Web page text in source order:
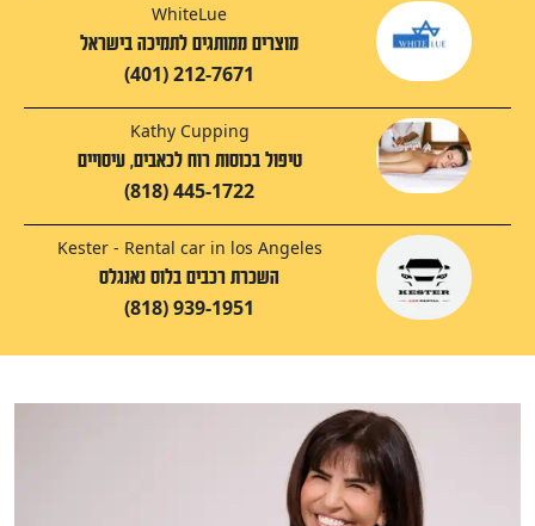
WhiteLue
מוצרים ממותגים לתמיכה בישראל
(401) 212-7671
Kathy Cupping
טיפול בכוסות רוח לכאבים, עיסויים
(818) 445-1722
Kester - Rental car in los Angeles
השכרת רכבים בלוס נאנגלס
(818) 939-1951